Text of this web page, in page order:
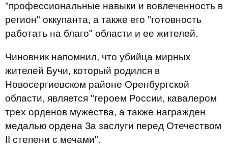
"профессиональные навыки и вовлеченность в
регион" оккупанта, а также его "готовность
работать на благо" области и ее жителей.
Чиновник напомнил, что убийца мирных
жителей Бучи, который родился в
Новосергиевском районе Оренбургской
области, является "героем России, кавалером
трех орденов мужества, а также награжден
медалью ордена За заслуги перед Отечеством
II степени с мечами".